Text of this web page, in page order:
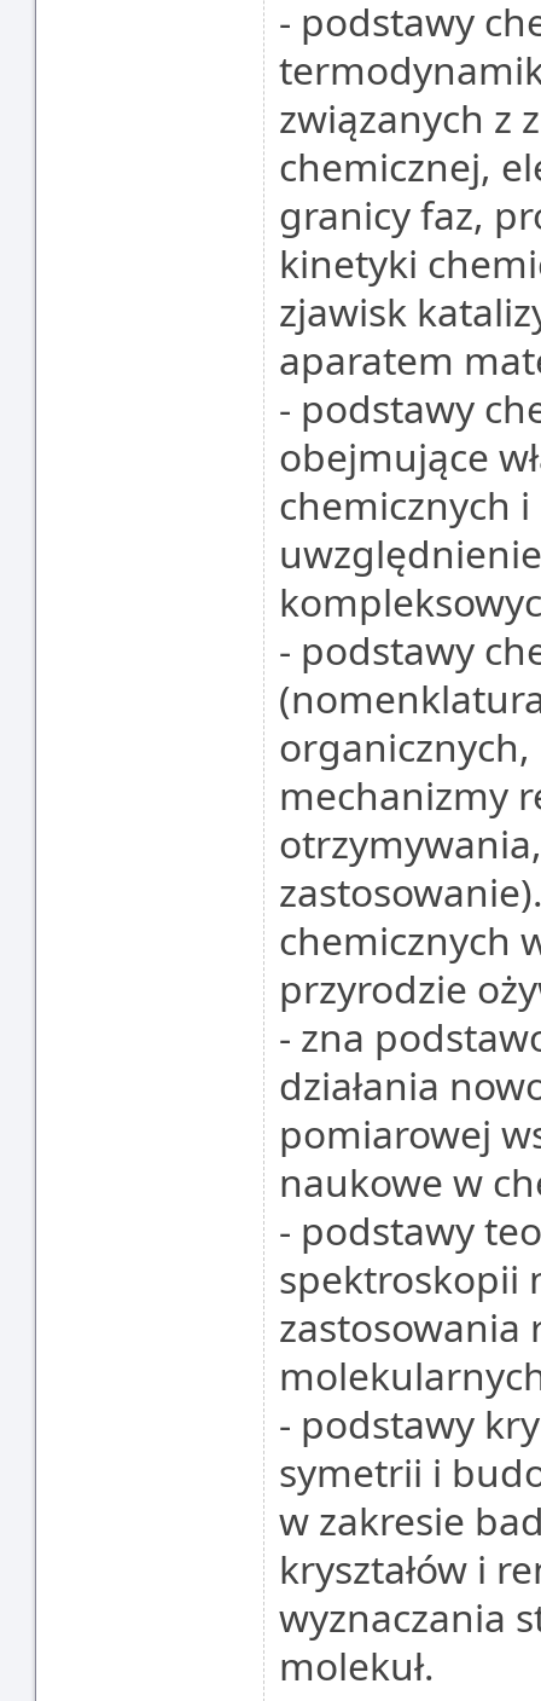
- podstawy
związanych z
chemicznej,
granicy faz,
kinetyki
zjawisk
aparatem
- podstawy
obejmujące
chemicznych
- podstawy
mechanizmy
chemicznych
przyrodzie
- zna
działania
pomiarowej
naukowe w
- podstawy
spektroskopii
zastosowania
- podstawy
symetrii i
w zakresie
kryształów i
wyznaczania
molekuł.